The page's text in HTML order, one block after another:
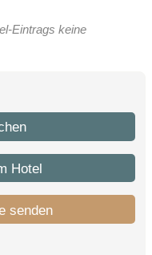
Eintrags keine
Hotel
senden